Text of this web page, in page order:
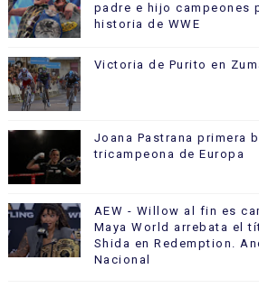
padre e hijo campeones
historia de WWE
Victoria de Purito en
Joana Pastrana primera
tricampeona de Europa
AEW - Willow al fin es
Maya World arrebata el
Shida en Redemption.
Nacional